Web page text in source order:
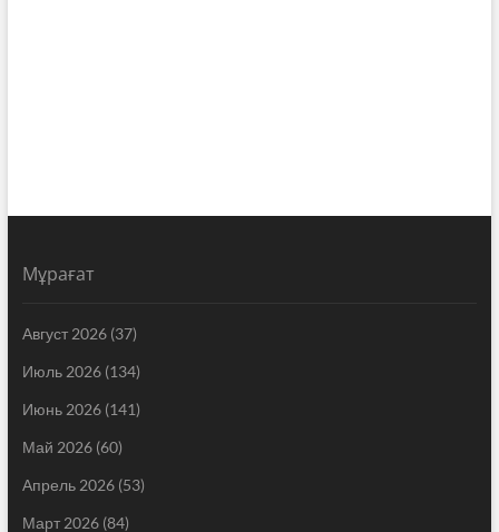
Мұрағат
Август 2026(37)
Июль 2026(134)
Июнь 2026(141)
Май 2026(60)
Апрель 2026(53)
Март 2026(84)